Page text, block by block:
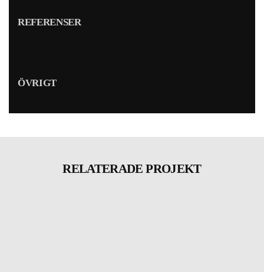
REFERENSER
ÖVRIGT
RELATERADE PROJEKT